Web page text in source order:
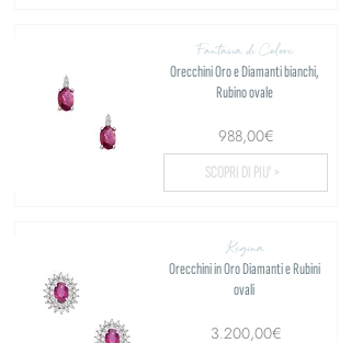
Fantasia di Colore
Orecchini Oro e Diamanti bianchi,
Rubino ovale
988,00€
SCOPRI DI PIU' >
Regina
Orecchini in Oro Diamanti e Rubini
ovali
3.200,00€